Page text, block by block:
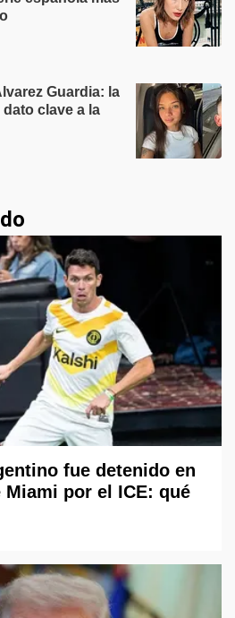
Guardia: la
clave a la
fue detenido en
por el ICE: qué